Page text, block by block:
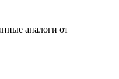
аналоги от